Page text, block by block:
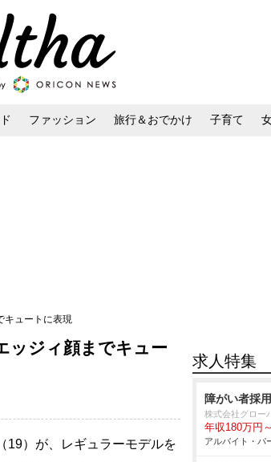
ファッション 旅行＆おでかけ 子育て
キュートに表現
ッジィ顔までキュー
（19）が、レギュラーモデルを
求人特集
障がい者採
株式会社グロー
年収180万円
アルバイト・パ